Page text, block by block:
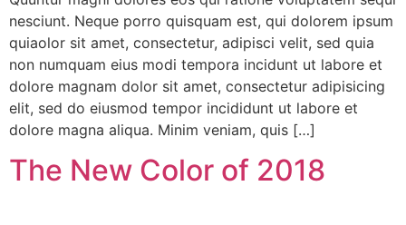
nesciunt. Neque porro quisquam est, qui dolorem ipsum
quiaolor sit amet, consectetur, adipisci velit, sed quia
non numquam eius modi tempora incidunt ut labore et
dolore magnam dolor sit amet, consectetur adipisicing
elit, sed do eiusmod tempor incididunt ut labore et
dolore magna aliqua. Minim veniam, quis […]
The New Color of 2018